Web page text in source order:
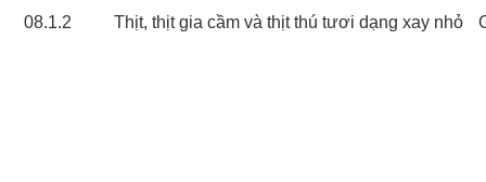
08.1.2 Thịt, thịt gia cầm và thịt thú tươi dạng xay nhỏ